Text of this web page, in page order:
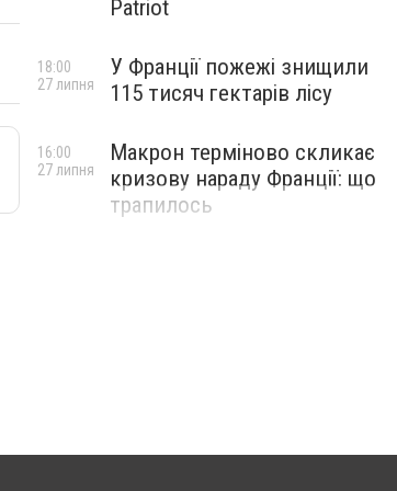
Patriot
У Франції пожежі знищили
115 тисяч гектарів лісу
18:00
27 липня
Макрон терміново скликає
кризову нараду Франції: що
трапилось
16:00
27 липня